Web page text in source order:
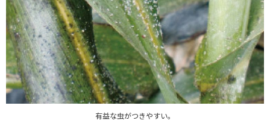
有益な虫がつきやすい。